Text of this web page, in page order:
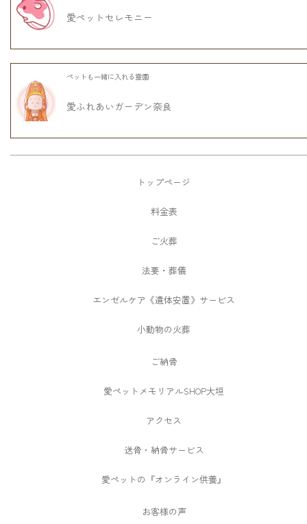
愛ペットセレモニー
ペットも一緒に入れる霊園
愛ふれあいガーデン奈良
トップページ
料金表
ご火葬
法要・葬儀
エンゼルケア《遺体安置》サービス
小動物の火葬
ご納骨
愛ペットメモリアルSHOP大垣
アクセス
送骨・納骨サービス
愛ペットの『オンライン供養』
お客様の声